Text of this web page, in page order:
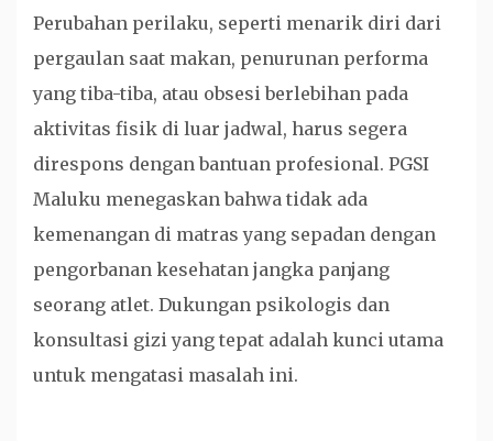
Perubahan perilaku, seperti menarik diri dari
pergaulan saat makan, penurunan performa
yang tiba-tiba, atau obsesi berlebihan pada
aktivitas fisik di luar jadwal, harus segera
direspons dengan bantuan profesional. PGSI
Maluku menegaskan bahwa tidak ada
kemenangan di matras yang sepadan dengan
pengorbanan kesehatan jangka panjang
seorang atlet. Dukungan psikologis dan
konsultasi gizi yang tepat adalah kunci utama
untuk mengatasi masalah ini.